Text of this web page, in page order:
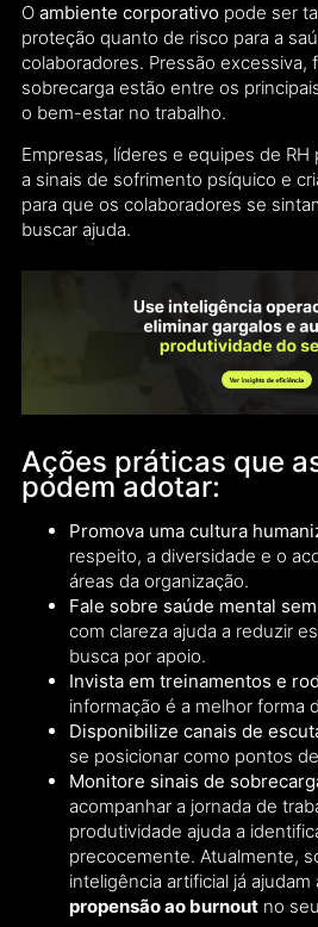
O ambiente corporativo pode ser
proteção quanto de risco para a
colaboradores. Pressão excessiva,
sobrecarga estão entre os
o bem-estar no trabalho.
Empresas, líderes e equipes de
a sinais de sofrimento psíquico e
para que os colaboradores se
buscar ajuda.
Ações práticas que
podem adotar:
Promova uma cultura
respeito, a diversidade e o
áreas da organização.
Fale sobre saúde mental
com clareza ajuda a reduzir
busca por apoio.
Invista em treinamentos e
informação é a melhor forma
Disponibilize canais de
se posicionar como pontos
Monitore sinais de
acompanhar a jornada de
produtividade ajuda a
precocemente. Atualmente,
inteligência artificial já ajudam
propensão ao burnout no